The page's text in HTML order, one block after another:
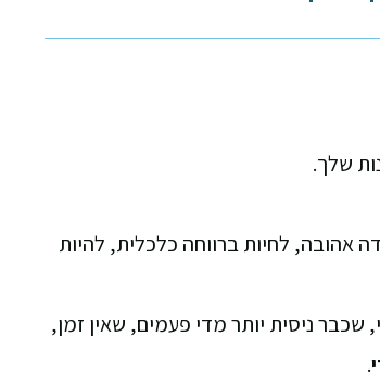
שלך.
אהובה, לחיות ברווחה כלכלית, להיות
ניסית יותר מדי פעמים, שאין זמן,
.